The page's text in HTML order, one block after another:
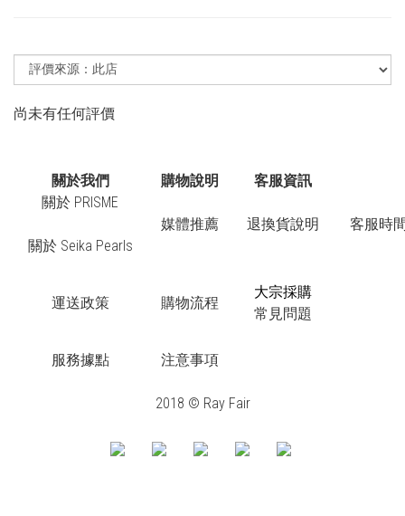
尚未有任何評價
關於我們 購物說明
客服資訊
關於 PRISME
關於 Seika Pearls
媒體推薦 退換貨說明 客服時
運送政策 購物流程
大宗採購
常見問題
服務據點 注意事項
2018 © Ray Fair